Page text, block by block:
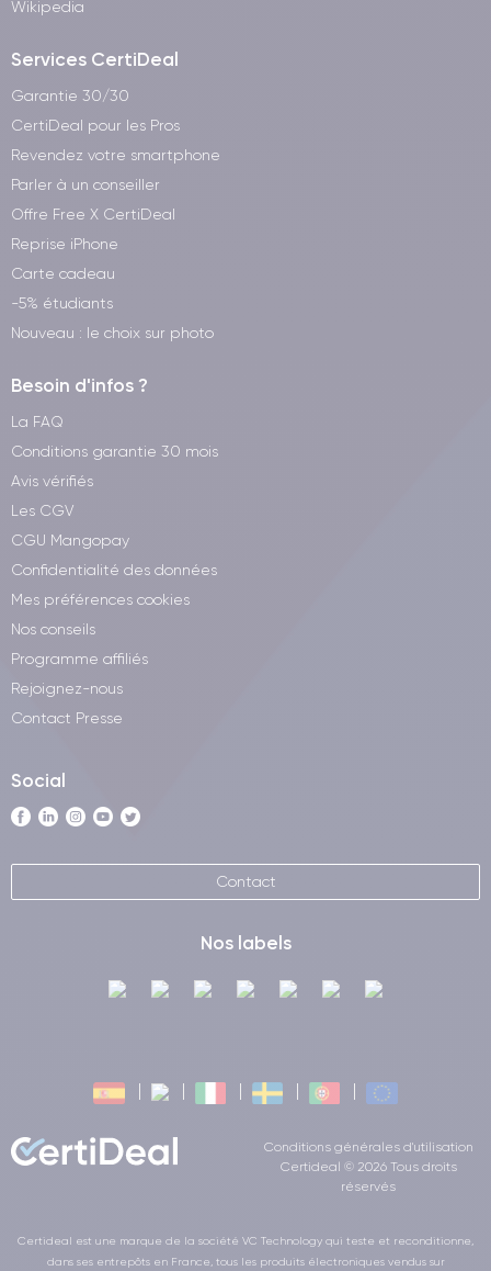
Wikipedia
Services CertiDeal
Garantie 30/30
CertiDeal pour les Pros
Revendez votre smartphone
Parler à un conseiller
Offre Free X CertiDeal
Reprise iPhone
Carte cadeau
-5% étudiants
Nouveau : le choix sur photo
Besoin d'infos ?
La FAQ
Conditions garantie 30 mois
Avis vérifiés
Les CGV
CGU Mangopay
Confidentialité des données
Mes préférences cookies
Nos conseils
Programme affiliés
Rejoignez-nous
Contact Presse
Social
Contact
Nos labels
Conditions générales d'utilisation
Certideal © 2026 Tous droits
réservés
Certideal est une marque de la société VC Technology qui teste et reconditionne,
dans ses entrepôts en France, tous les produits électroniques vendus sur